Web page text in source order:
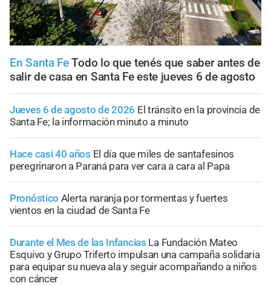
En Santa Fe Todo lo que tenés que saber antes de
salir de casa en Santa Fe este jueves 6 de agosto
Jueves 6 de agosto de 2026 El tránsito en la provincia de
Santa Fe; la información minuto a minuto
Hace casi 40 años El día que miles de santafesinos
peregrinaron a Paraná para ver cara a cara al Papa
Pronóstico Alerta naranja por tormentas y fuertes
vientos en la ciudad de Santa Fe
Durante el Mes de las Infancias La Fundación Mateo
Esquivo y Grupo Triferto impulsan una campaña solidaria
para equipar su nueva ala y seguir acompañando a niños
con cáncer